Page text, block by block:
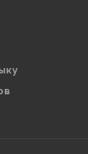
данных в
обработки